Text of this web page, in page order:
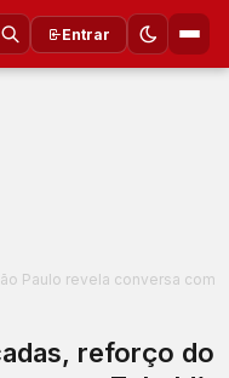
Entrar
Paulo revela conversa com
reforço do